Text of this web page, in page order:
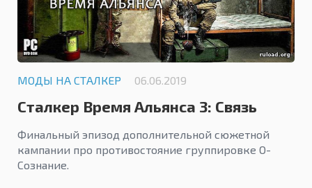
МОДЫ НА СТАЛКЕР 06.06.2019
Сталкер Время Альянса 3: Связь
Времен
Финальный эпизод дополнительной сюжетной
кампании про противостояние группировке О-
Сознание.